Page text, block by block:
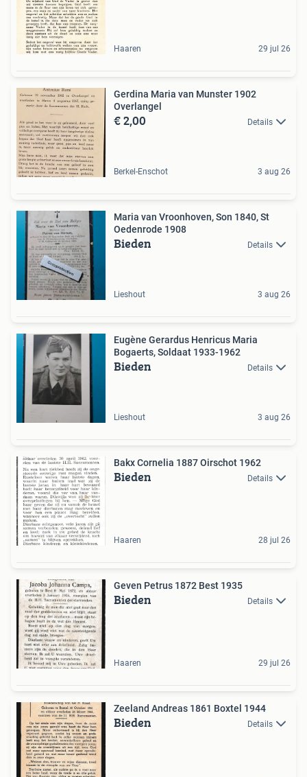
Haaren 29 jul 26
Gerdina Maria van Munster 1902
Overlangel
€ 2,00 Details
Berkel-Enschot 3 aug 26
Maria van Vroonhoven, Son 1840, St
Oedenrode 1908
Bieden Details
Lieshout 3 aug 26
Eugène Gerardus Henricus Maria
Bogaerts, Soldaat 1933-1962
Bieden Details
Lieshout 3 aug 26
Bakx Cornelia 1887 Oirschot 1962
Bieden Details
Haaren 28 jul 26
Geven Petrus 1872 Best 1935
Bieden Details
Haaren 29 jul 26
Zeeland Andreas 1861 Boxtel 1944
Bieden Details